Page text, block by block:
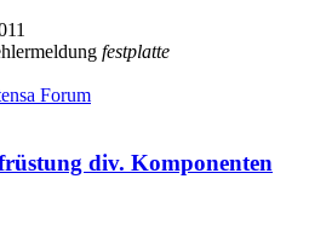
festplatte
Forum
div. Komponenten